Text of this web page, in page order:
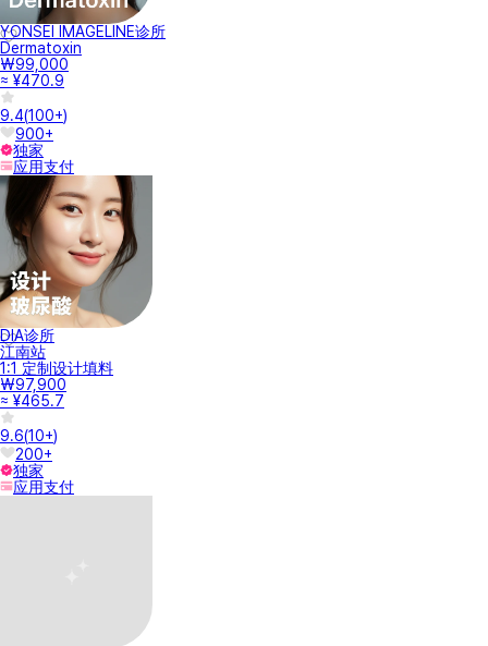
YONSEI IMAGELINE诊所
Dermatoxin
₩99,000
≈ ¥470.9
9.4(100+)
900+
独家
应用支付
DIA诊所
江南站
1:1 定制设计填料
₩97,900
≈ ¥465.7
9.6(10+)
200+
独家
应用支付